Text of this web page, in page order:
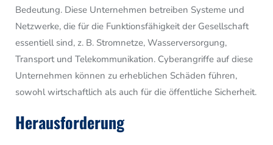
Bedeutung. Diese Unternehmen betreiben Systeme und
Netzwerke, die für die Funktionsfähigkeit der Gesellschaft
essentiell sind, z. B. Stromnetze, Wasserversorgung,
Transport und Telekommunikation. Cyberangriffe auf diese
Unternehmen können zu erheblichen Schäden führen,
sowohl wirtschaftlich als auch für die öffentliche Sicherheit.
Herausforderung